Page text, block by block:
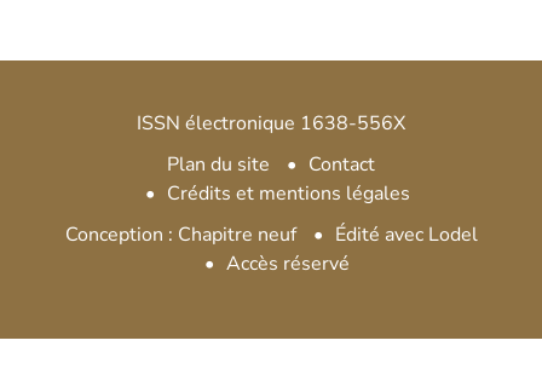
ISSN électronique 1638-556X
Plan du site
Contact
Crédits et mentions légales
Conception : Chapitre neuf
Édité avec Lodel
Accès réservé